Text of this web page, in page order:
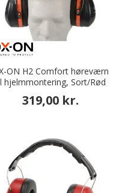
ON H2 Comfort høreværn
hjelmmontering, Sort/Rød
319,00 kr.